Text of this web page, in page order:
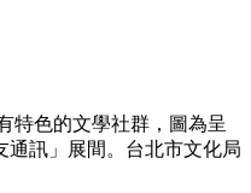
特色的文學社群，圖為呈
通訊」展間。台北市文化局